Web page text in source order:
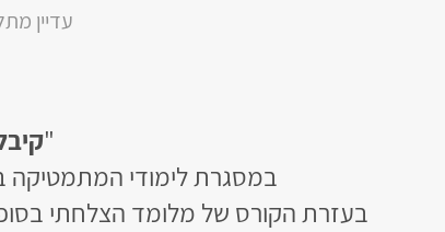
עדיין
"קיבלתי 94
במסגרת לימודי המתמטיקה בתיכון הייתי
בעזרת הקורס של מלומד הצלחתי